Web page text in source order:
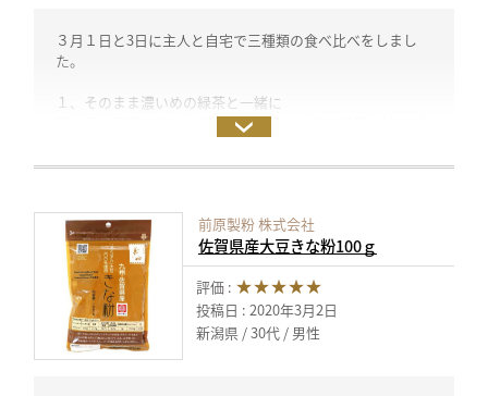
３月１日と3日に主人と自宅で三種類の食べ比べをしまし
た。
１、そのまま濃いめの緑茶と一緒に
見た目は堅そうでしたが、身も柔らかく柿の自然な甘みが
とても美味しかったです。
し柿の甘さだけで充分美味しくいただけました。
とても合うと思います。
クセになる美味しさです。
３、干し柿入り紅白なます 雛祭りの日にちらし寿司に添
えて
なますの味が強すぎて干し柿の風味が消えてしまいまし
前原製粉 株式会社
佐賀県産大豆きな粉100ｇ
評価 : ★★★★★
投稿日 : 2020年3月2日
新潟県
30代 男性